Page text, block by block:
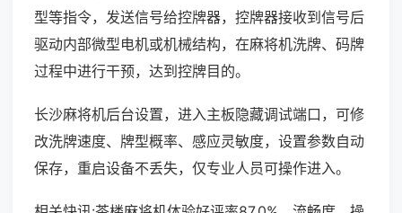
型等指令，发送信号给控牌器，控牌器接收到信号后
驱动内部微型电机或机械结构，在麻将机洗牌、码牌
过程中进行干预，达到控牌目的。
长沙麻将机后台设置，进入主板隐藏调试端口，可修
改洗牌速度、牌型概率、感应灵敏度，设置参数自动
保存，重启设备不丢失，仅专业人员可操作进入。